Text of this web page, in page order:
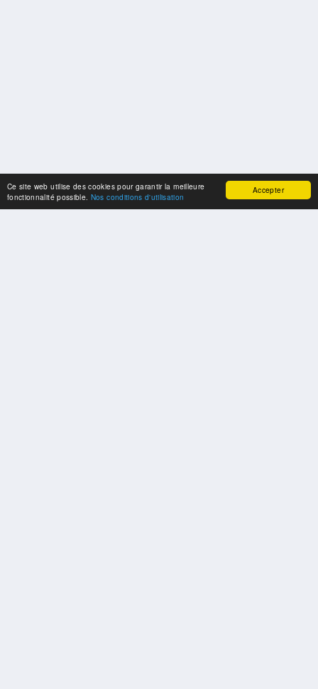
Accepter
Ce site web utilise des cookies pour garantir la meilleure
fonctionnalité possible. Nos conditions d'utilisation